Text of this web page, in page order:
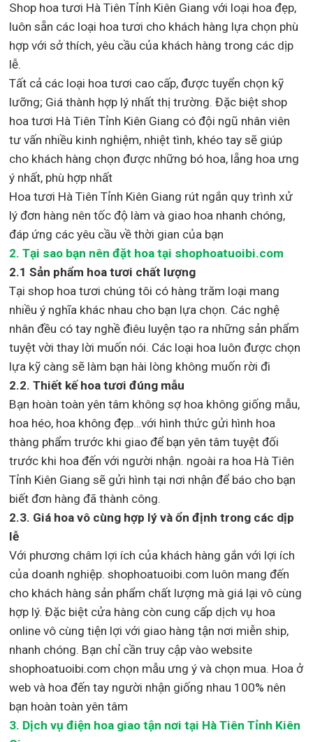
Shop hoa tươi Hà Tiên Tỉnh Kiên Giang với loại hoa đẹp,
luôn sẵn các loại hoa tươi cho khách hàng lựa chọn phù
hợp với sở thích, yêu cầu của khách hàng trong các dịp
lễ.
Tất cả các loại hoa tươi cao cấp, được tuyển chọn kỹ
lưỡng; Giá thành hợp lý nhất thị trường. Đặc biệt shop
hoa tươi Hà Tiên Tỉnh Kiên Giang có đội ngũ nhân viên
tư vấn nhiều kinh nghiệm, nhiệt tình, khéo tay sẽ giúp
cho khách hàng chọn được những bó hoa, lẵng hoa ưng
ý nhất, phù hợp nhất
Hoa tươi Hà Tiên Tỉnh Kiên Giang rút ngắn quy trình xử
lý đơn hàng nên tốc độ làm và giao hoa nhanh chóng,
đáp ứng các yêu cầu về thời gian của bạn
2. Tại sao bạn nên đặt hoa tại shophoatuoibi.com
2.1 Sản phẩm hoa tươi chất lượng
Tại shop hoa tươi chúng tôi có hàng trăm loại mang
nhiều ý nghĩa khác nhau cho bạn lựa chọn. Các nghệ
nhân đều có tay nghề điêu luyện tạo ra những sản phẩm
tuyệt vời thay lời muốn nói. Các loại hoa luôn được chọn
lựa kỹ càng sẽ làm bạn hài lòng không muốn rời đi
2.2. Thiết kế hoa tươi đúng mẫu
Bạn hoàn toàn yên tâm không sợ hoa không giống mẫu,
hoa héo, hoa không đẹp…với hình thức gửi hình hoa
thàng phẩm trước khi giao để bạn yên tâm tuyệt đối
trước khi hoa đến với người nhận. ngoài ra hoa Hà Tiên
Tỉnh Kiên Giang sẽ gửi hình tại nơi nhận để báo cho bạn
biết đơn hàng đã thành công.
2.3. Giá hoa vô cùng hợp lý và ổn định trong các dịp
lễ
Với phương châm lợi ích của khách hàng gắn với lợi ích
của doanh nghiệp. shophoatuoibi.com luôn mang đến
cho khách hàng sản phẩm chất lượng mà giá lại vô cùng
hợp lý. Đặc biệt cửa hàng còn cung cấp dịch vụ hoa
online vô cùng tiện lợi với giao hàng tận nơi miễn ship,
nhanh chóng. Bạn chỉ cần truy cập vào website
shophoatuoibi.com chọn mẫu ưng ý và chọn mua. Hoa ở
web và hoa đến tay người nhận giống nhau 100% nên
bạn hoàn toàn yên tâm
3. Dịch vụ điện hoa giao tận nơi tại Hà Tiên Tỉnh Kiên